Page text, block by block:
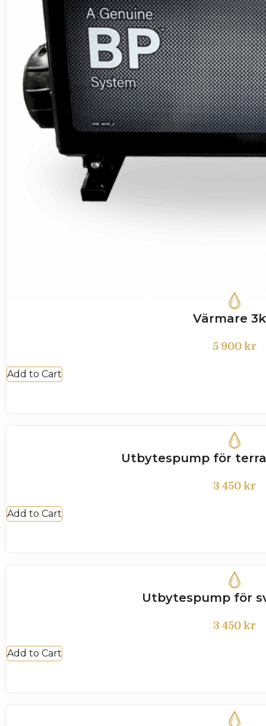
Värmare
5 900 kr
Add to Cart
Utbytespump för
3 450 kr
Add to Cart
Utbytespump för
3 450 kr
Add to Cart